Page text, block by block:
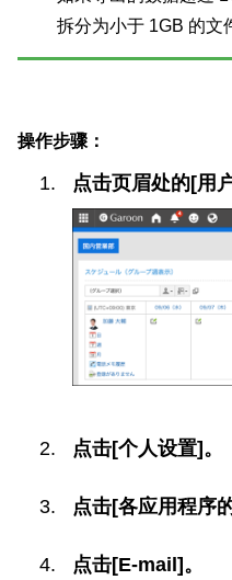
拆分为小于 1GB 的文
操作步骤：
点击页眉处的[用
点击[个人设置]。
点击[各应用程序
点击[E-mail]。